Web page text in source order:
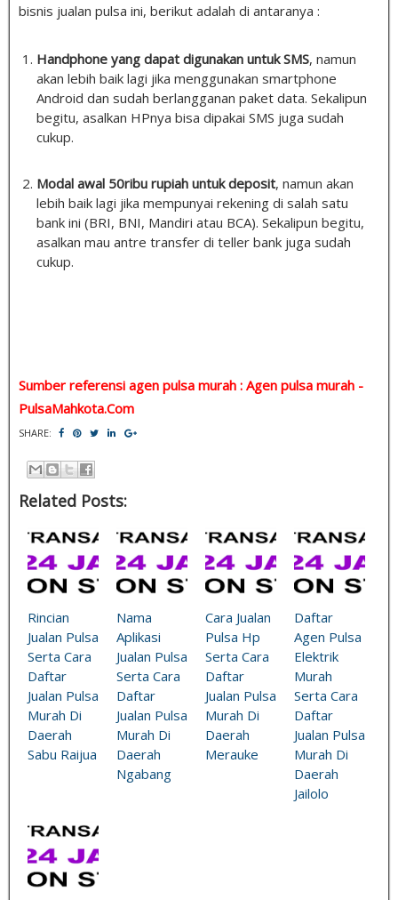
bisnis jualan pulsa ini, berikut adalah di antaranya :
Handphone yang dapat digunakan untuk SMS, namun
akan lebih baik lagi jika menggunakan smartphone
Android dan sudah berlangganan paket data. Sekalipun
begitu, asalkan HPnya bisa dipakai SMS juga sudah
cukup.
Modal awal 50ribu rupiah untuk deposit, namun akan
lebih baik lagi jika mempunyai rekening di salah satu
bank ini (BRI, BNI, Mandiri atau BCA). Sekalipun begitu,
asalkan mau antre transfer di teller bank juga sudah
cukup.
Sumber referensi agen pulsa murah : Agen pulsa murah -
PulsaMahkota.Com
SHARE:
Related Posts:
Rincian
Jualan Pulsa
Serta Cara
Daftar
Jualan Pulsa
Murah Di
Daerah
Sabu Raijua
Nama
Aplikasi
Jualan Pulsa
Serta Cara
Daftar
Jualan Pulsa
Murah Di
Daerah
Ngabang
Cara Jualan
Pulsa Hp
Serta Cara
Daftar
Jualan Pulsa
Murah Di
Daerah
Merauke
Daftar
Agen Pulsa
Elektrik
Murah
Serta Cara
Daftar
Jualan Pulsa
Murah Di
Daerah
Jailolo